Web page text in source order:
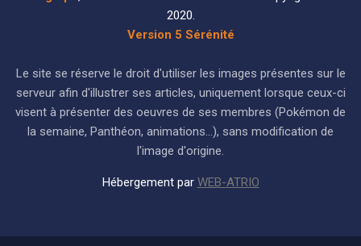
2020.
Version 5 Sérénité
Le site se réserve le droit d'utiliser les images présentes sur le
serveur afin d'illustrer ses articles, uniquement lorsque ceux-ci
visent à présenter des oeuvres de ses membres (Pokémon de
la semaine, Panthéon, animations...), sans modification de
l'image d'origine.
Hébergement par WEB-ATRIO